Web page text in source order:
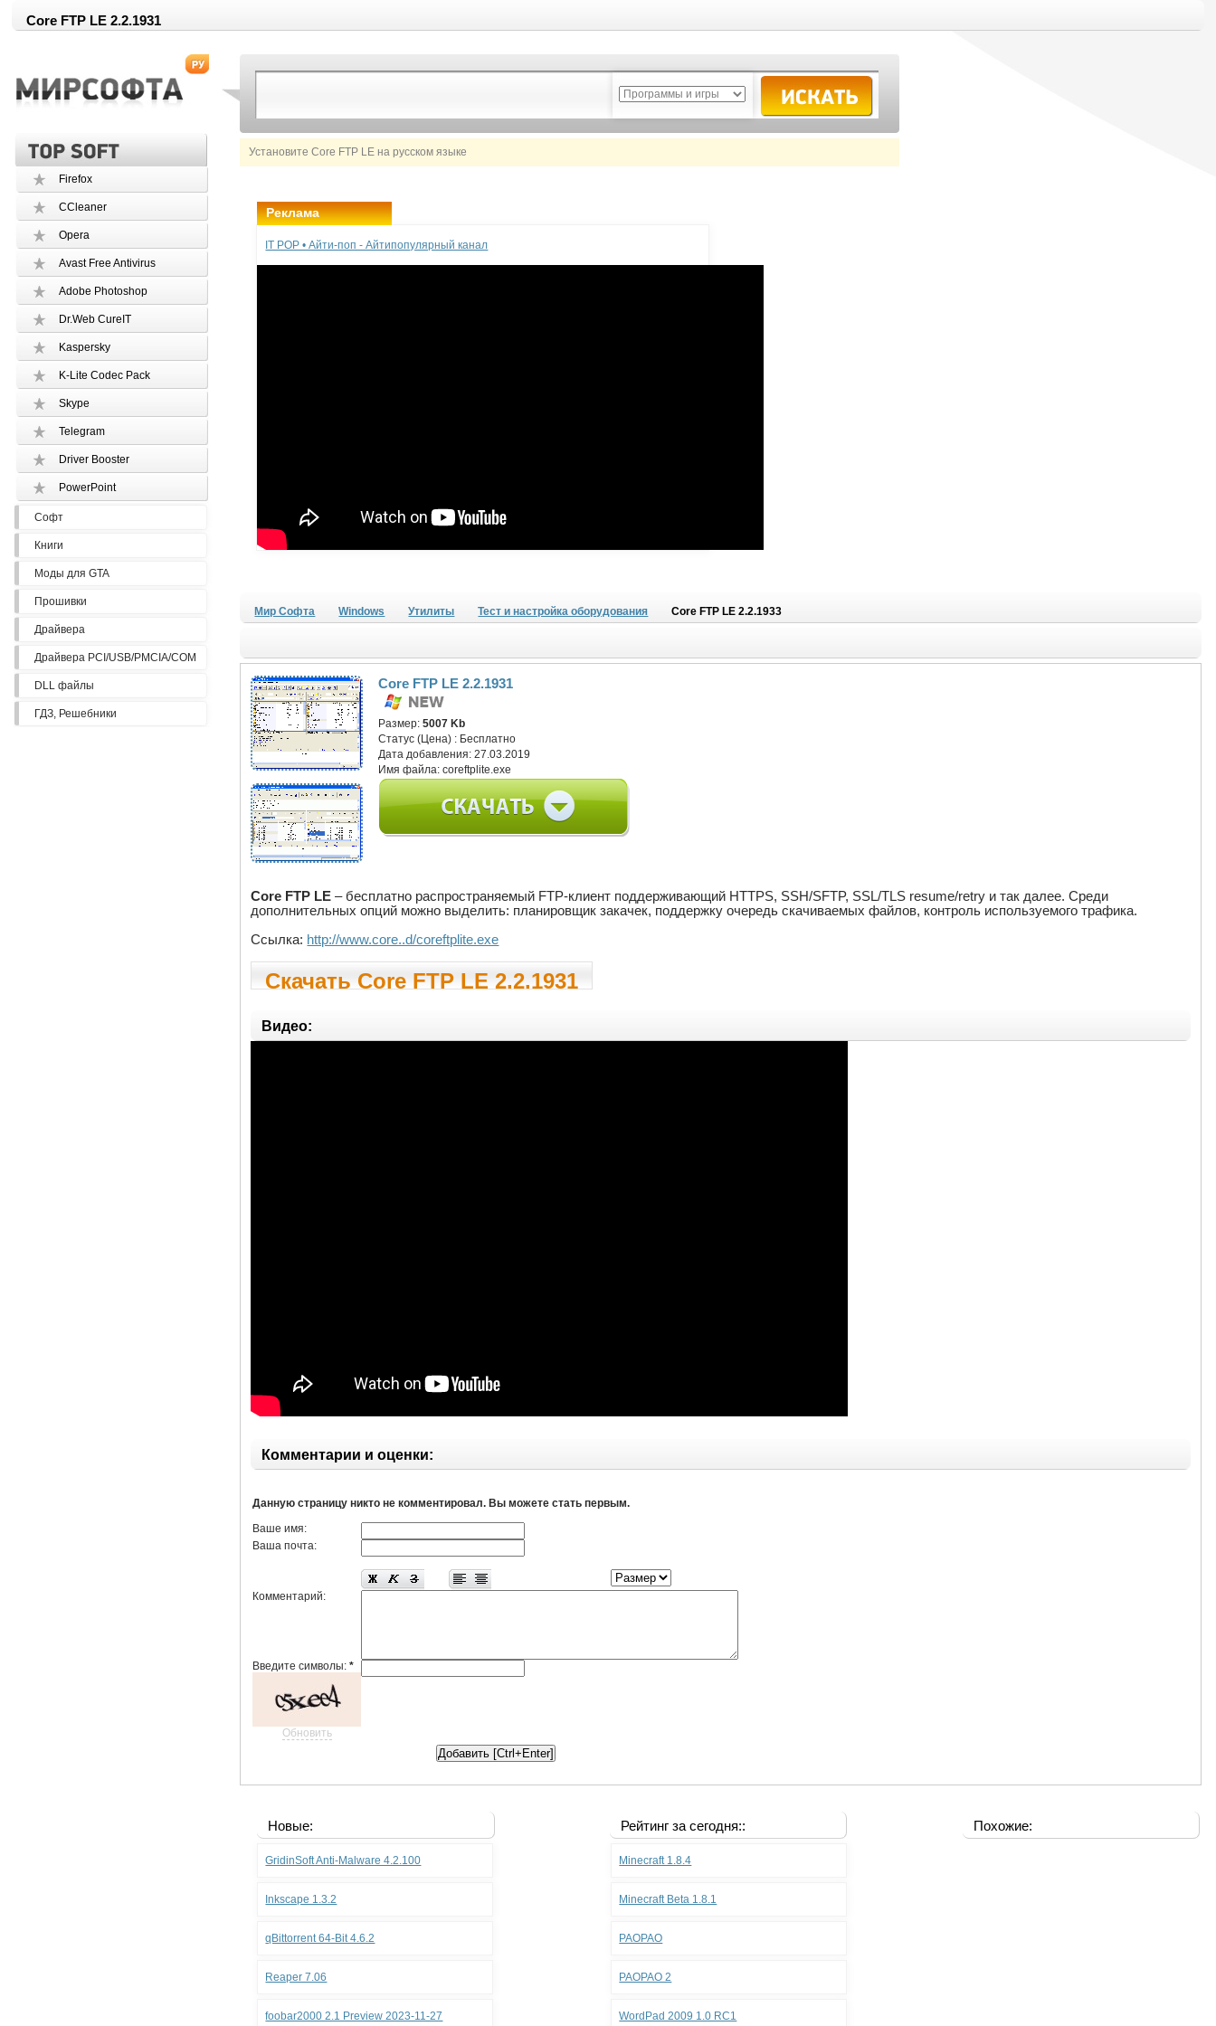
Core FTP LE 2.2.1931
Установите Core FTP LE на русском языке
Firefox
CCleaner
Opera
Avast Free Antivirus
Adobe Photoshop
Dr.Web CureIT
Kaspersky
K-Lite Codec Pack
Skype
Telegram
Driver Booster
PowerPoint
Софт
Книги
Моды для GTA
Прошивки
Драйвера
Драйвера PCI/USB/PMCIA/COM
DLL файлы
ГДЗ, Решебники
Реклама
IT POP • Айти-поп - Айтипопулярный канал
Мир Софта Windows Утилиты Тест и настройка оборудования Core FTP LE 2.2.1933
Core FTP LE 2.2.1931
Размер:5007 Kb
Статус (Цена) : Бесплатно
Дата добавления:27.03.2019
Имя файла:coreftplite.exe
Core FTP LE – бесплатно распространяемый FTP-клиент поддерживающий HTTPS, SSH/SFTP, SSL/TLS resume/retry и так далее. Среди
дополнительных опций можно выделить: планировщик закачек, поддержку очередь скачиваемых файлов, контроль используемого трафика.
Ссылка: http://www.core..d/coreftplite.exe
Скачать Core FTP LE 2.2.1931
Видео:
Комментарии и оценки:
Данную страницу никто не комментировал. Вы можете стать первым.
Ваше имя:
Ваша почта:
Комментарий:
Введите символы:*
Обновить
Новые:
GridinSoft Anti-Malware 4.2.100
Inkscape 1.3.2
qBittorrent 64-Bit 4.6.2
Reaper 7.06
foobar2000 2.1 Preview 2023-11-27
Рейтинг за сегодня::
Minecraft 1.8.4
Minecraft Beta 1.8.1
PAOPAO
PAOPAO 2
WordPad 2009 1.0 RC1
Похожие: